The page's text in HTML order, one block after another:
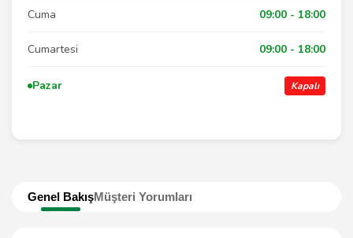
Genel BakışMüşteri Yorumları
Cuma 09:00 - 18:00
Cumartesi 09:00 - 18:00
Pazar Kapalı